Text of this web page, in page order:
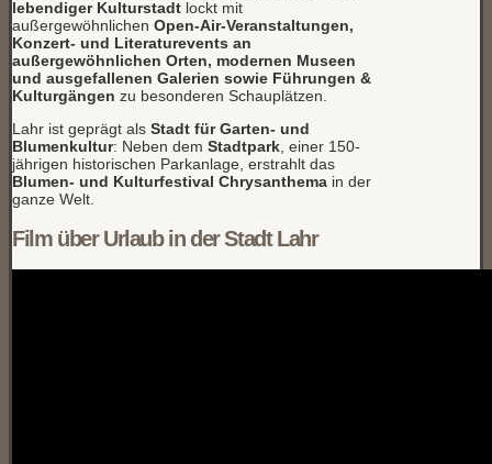
lebendiger Kulturstadt lockt mit
außergewöhnlichen Open-Air-Veranstaltungen,
Konzert- und Literaturevents an
außergewöhnlichen Orten, modernen Museen
und ausgefallenen Galerien sowie Führungen &
Kulturgängen zu besonderen Schauplätzen.
Lahr ist geprägt als Stadt für Garten- und
Blumenkultur: Neben dem Stadtpark , einer 150-
jährigen historischen Parkanlage, erstrahlt das
Blumen- und Kulturfestival Chrysanthema in der
ganze Welt.
Film über Urlaub in der Stadt Lahr